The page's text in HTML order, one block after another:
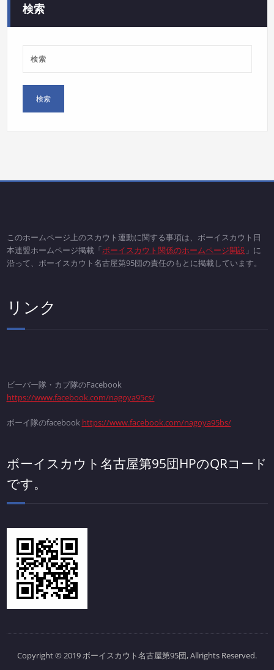
検索
このホームページ上のスカウト運動に関する事項は、ボーイスカウト日
本連盟ホームページ掲載「ボーイスカウト関係のホームページ開設」に
沿って、ボーイスカウト名古屋第95団の責任のもとに掲載しています。
リンク
ビーバー隊・カブ隊のFacebook
https://www.facebook.com/nagoya95cs/
ボーイ隊のfacebook https://www.facebook.com/nagoya95bs/
ボーイスカウト名古屋第95団HPのQRコード
です。
Copyright © 2019 ボーイスカウト名古屋第95団, Allrights Reserved.